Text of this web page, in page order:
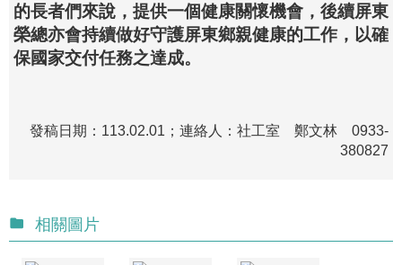
的長者們來說，提供一個健康關懷機會，後續屏東
榮總亦會持續做好守護屏東鄉親健康的工作，以確
保國家交付任務之達成。
發稿日期：113.02.01；連絡人：社工室 鄭文林 0933-
380827
相關圖片